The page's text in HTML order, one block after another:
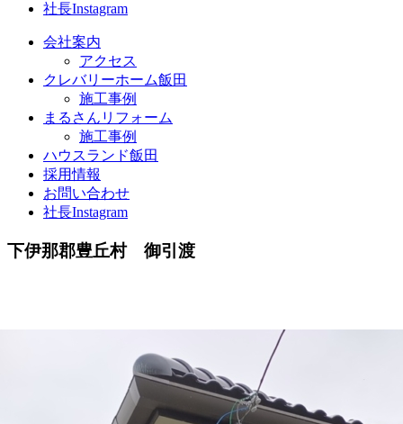
社長Instagram
会社案内
アクセス
クレバリーホーム飯田
施工事例
まるさんリフォーム
施工事例
ハウスランド飯田
採用情報
お問い合わせ
社長Instagram
下伊那郡豊丘村 御引渡